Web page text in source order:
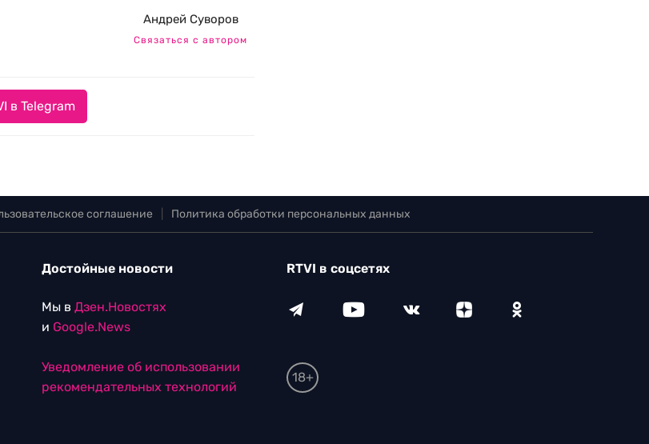
Андрей Суворов
Связаться с автором
в Telegram
соглашение Политика обработки персональных данных
Достойные новости
Мы в Дзен.Новостях
и Google.News
Уведомление об использовании
рекомендательных технологий
RTVI в соцсетях
18+